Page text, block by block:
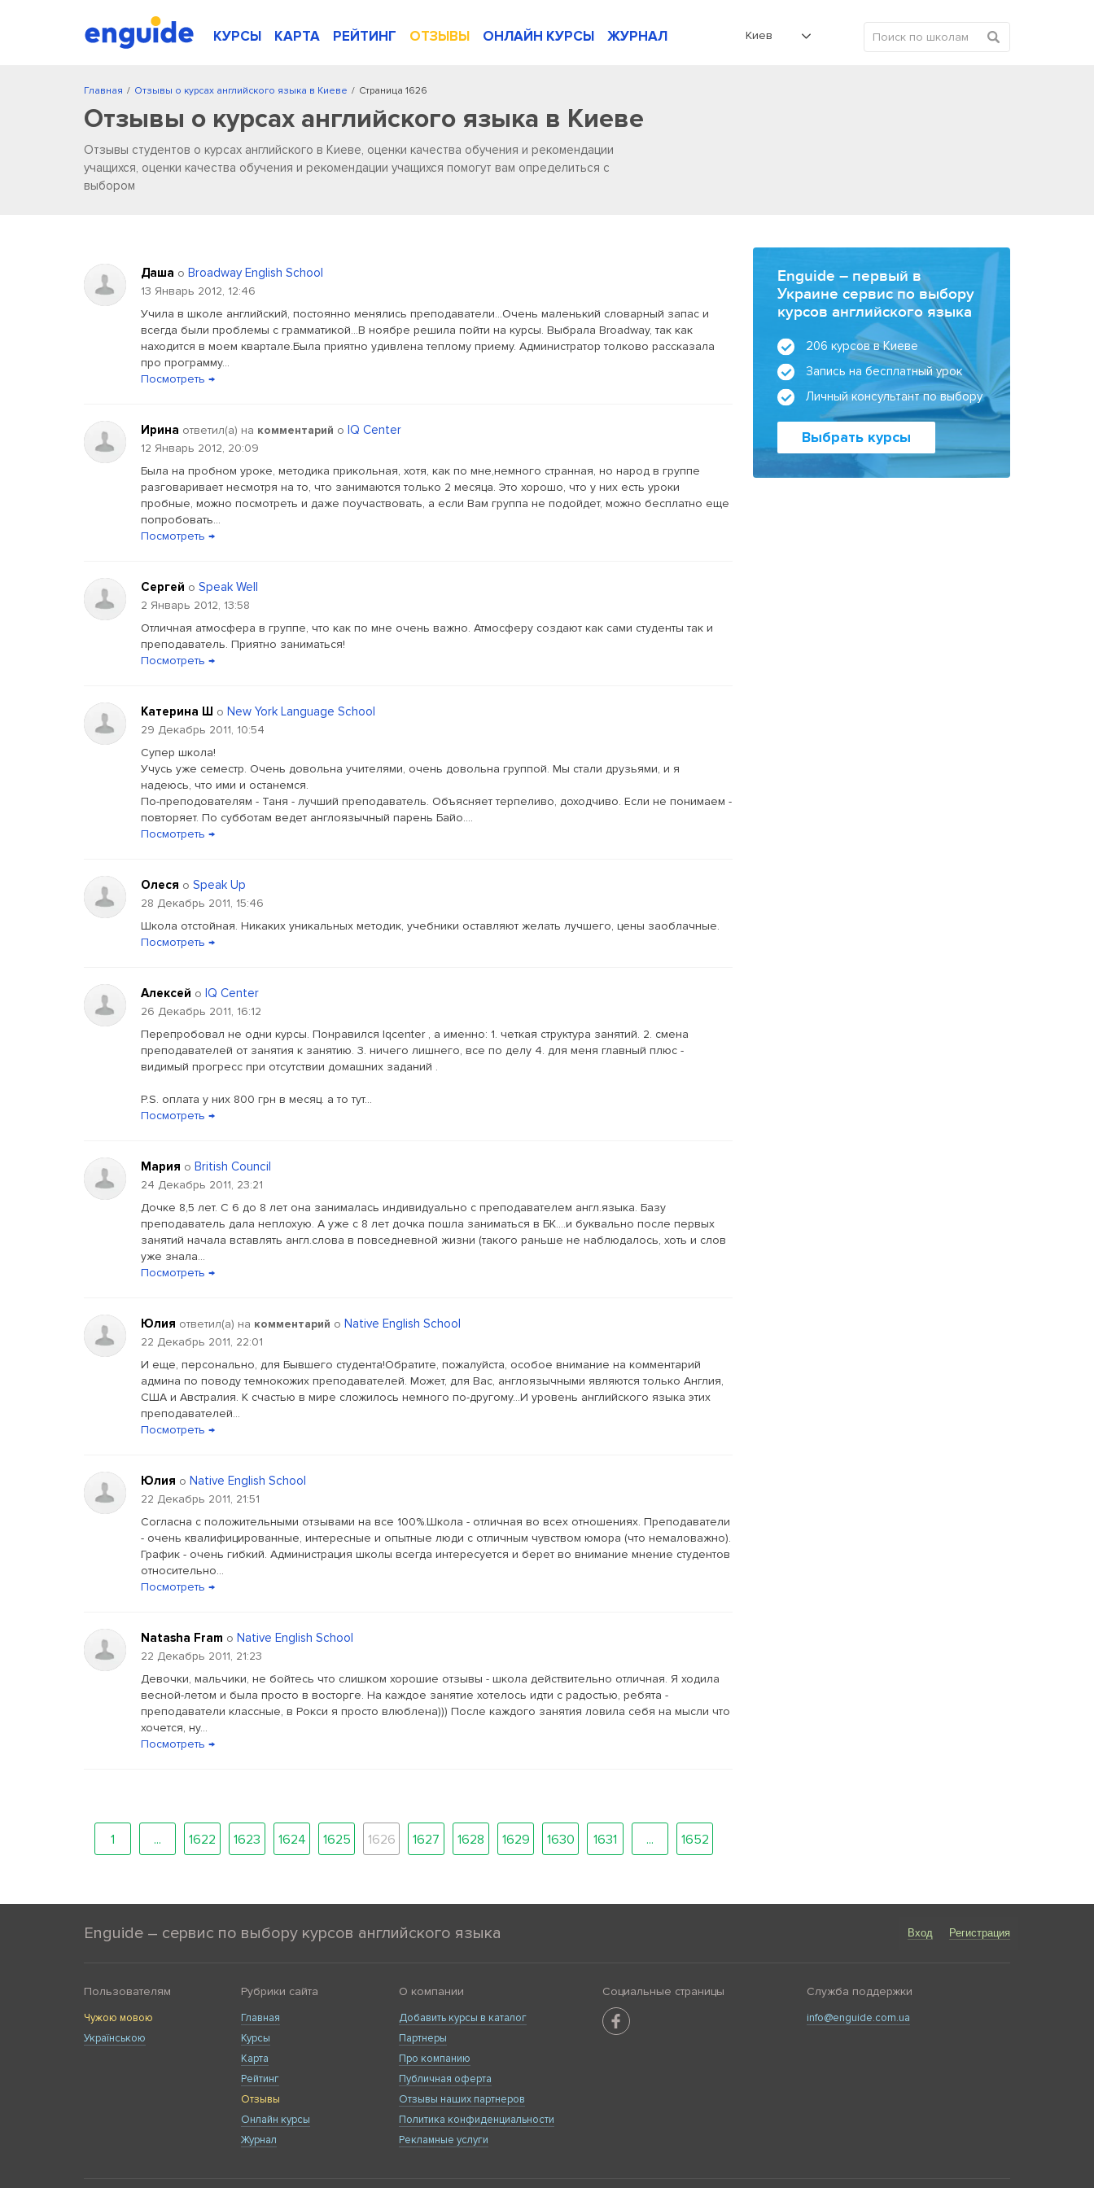
КУРСЫ КАРТА РЕЙТИНГ ОТЗЫВЫ ОНЛАЙН КУРСЫ ЖУРНАЛ Киев
/
Главная /
Отзывы о курсах английского языка в Киеве Страница 1626
Отзывы о курсах английского языка в Киеве
Отзывы студентов о курсах английского в Киеве, оценки качества обучения и рекомендации
учащихся, оценки качества обучения и рекомендации учащихся помогут вам определиться с
выбором
Даша о Broadway English School
13 Январь 2012, 12:46
Учила в школе английский, постоянно менялись преподаватели...Очень маленький словарный запас и
всегда были проблемы с грамматикой...В ноябре решила пойти на курсы. Выбрала Broadway, так как
находится в моем квартале.Была приятно удивлена теплому приему. Администратор толково рассказала
про программу...
Посмотреть →
Ирина ответил(a) на комментарий о IQ Center
12 Январь 2012, 20:09
Была на пробном уроке, методика прикольная, хотя, как по мне,немного странная, но народ в группе
разговаривает несмотря на то, что занимаются только 2 месяца. Это хорошо, что у них есть уроки
пробные, можно посмотреть и даже поучаствовать, а если Вам группа не подойдет, можно бесплатно еще
попробовать...
Посмотреть →
Сергей о Speak Well
2 Январь 2012, 13:58
Отличная атмосфера в группе, что как по мне очень важно. Атмосферу создают как сами студенты так и
преподаватель. Приятно заниматься!
Посмотреть →
Катерина Ш о New York Language School
29 Декабрь 2011, 10:54
Супер школа!
Учусь уже семестр. Очень довольна учителями, очень довольна группой. Мы стали друзьями, и я
надеюсь, что ими и останемся.
По-преподователям - Таня - лучший преподаватель. Объясняет терпеливо, доходчиво. Если не понимаем -
повторяет. По субботам ведет англоязычный парень Байо....
Посмотреть →
Олеся о Speak Up
28 Декабрь 2011, 15:46
Школа отстойная. Никаких уникальных методик, учебники оставляют желать лучшего, цены заоблачные.
Посмотреть →
Алексей о IQ Center
26 Декабрь 2011, 16:12
Перепробовал не одни курсы. Понравился Iqcenter , а именно: 1. четкая структура занятий. 2. смена
преподавателей от занятия к занятию. 3. ничего лишнего, все по делу 4. для меня главный плюс -
видимый прогресс при отсутствии домашних заданий .
P.S. оплата у них 800 грн в месяц. а то тут...
Посмотреть →
Мария о British Council
24 Декабрь 2011, 23:21
Дочке 8,5 лет. С 6 до 8 лет она занималась индивидуально с преподавателем англ.языка. Базу
преподаватель дала неплохую. А уже с 8 лет дочка пошла заниматься в БК....и буквально после первых
занятий начала вставлять англ.слова в повседневной жизни (такого раньше не наблюдалось, хоть и слов
уже знала...
Посмотреть →
Юлия ответил(a) на комментарий о Native English School
22 Декабрь 2011, 22:01
И еще, персонально, для Бывшего студента!Обратите, пожалуйста, особое внимание на комментарий
админа по поводу темнокожих преподавателей. Может, для Вас, англоязычными являются только Англия,
США и Австралия. К счастью в мире сложилось немного по-другому...И уровень английского языка этих
преподавателей...
Посмотреть →
Юлия о Native English School
22 Декабрь 2011, 21:51
Согласна с положительными отзывами на все 100%.Школа - отличная во всех отношениях. Преподаватели
- очень квалифицированные, интересные и опытные люди с отличным чувством юмора (что немаловажно).
График - очень гибкий. Администрация школы всегда интересуется и берет во внимание мнение студентов
относительно...
Посмотреть →
Natasha Fram о Native English School
22 Декабрь 2011, 21:23
Девочки, мальчики, не бойтесь что слишком хорошие отзывы - школа действительно отличная. Я ходила
весной-летом и была просто в восторге. На каждое занятие хотелось идти с радостью, ребята -
преподаватели классные, в Рокси я просто влюблена))) После каждого занятия ловила себя на мысли что
хочется, ну...
Посмотреть →
1 ... 1622 1623 1624 1625 1626 1627 1628 1629 1630 1631 ... 1652
Enguide – первый в
Украине сервис по выбору
курсов английского языка
206 курсов в Киеве
Запись на бесплатный урок
Личный консультант по выбору
Выбрать курсы
Enguide – сервис по выбору курсов английского языка Вход Регистрация
Пользователям
Чужою мовою
Українською
Рубрики сайта
Главная
Курсы
Карта
Рейтинг
Отзывы
Онлайн курсы
Журнал
О компании
Добавить курсы в каталог
Партнеры
Про компанию
Публичная оферта
Отзывы наших партнеров
Политика конфиденциальности
Рекламные услуги
Социальные страницы Служба поддержки
info@enguide.com.ua